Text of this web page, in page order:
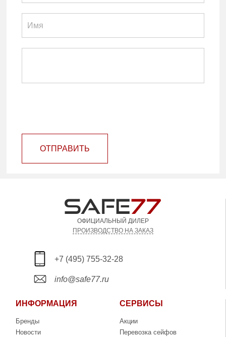
ОТПРАВИТЬ
ОФИЦИАЛЬНЫЙ ДИЛЕР
ПРОИЗВОДСТВО НА ЗАКАЗ
+7 (495) 755-32-28
info@safe77.ru
ИНФОРМАЦИЯ
Бренды
Новости
СЕРВИСЫ
Акции
Перевозка сейфов